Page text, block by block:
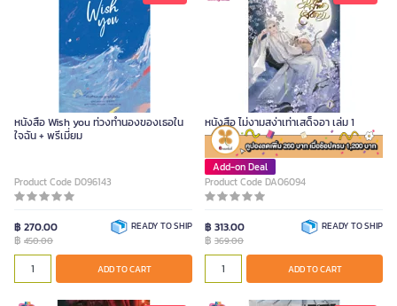
หนังสือ Wish you ท่วงทำนองของเธอใน
ใจฉัน + พรีเมี่ยม
Product Code D096143
฿ 270.00
฿ 450.00
READY TO SHIP
ADD TO CART
หนังสือ ไม่งามสง่าเท่าเสด็จอา เล่ม 1
Add-on Deal
Product Code DA06094
฿ 313.00
฿ 369.00
READY TO SHIP
ADD TO CART